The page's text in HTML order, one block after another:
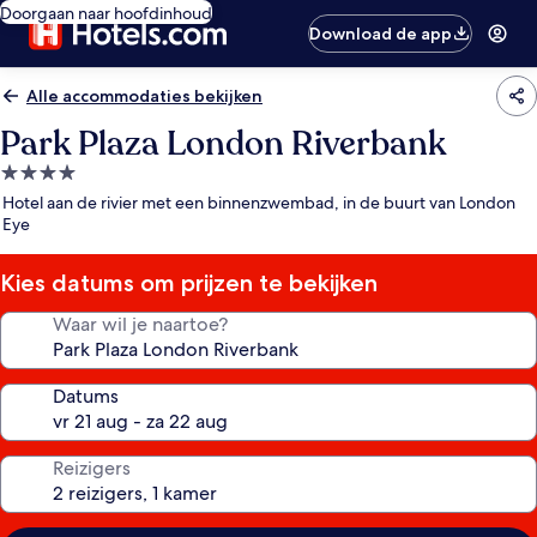
Doorgaan naar hoofdinhoud
Download de app
Alle accommodaties bekijken
Park Plaza London Riverbank
4.0-
sterrenaccommodatie
Hotel aan de rivier met een binnenzwembad, in de buurt van London
Eye
Kies datums om prijzen te bekijken
Waar wil je naartoe?
Datums
Reizigers